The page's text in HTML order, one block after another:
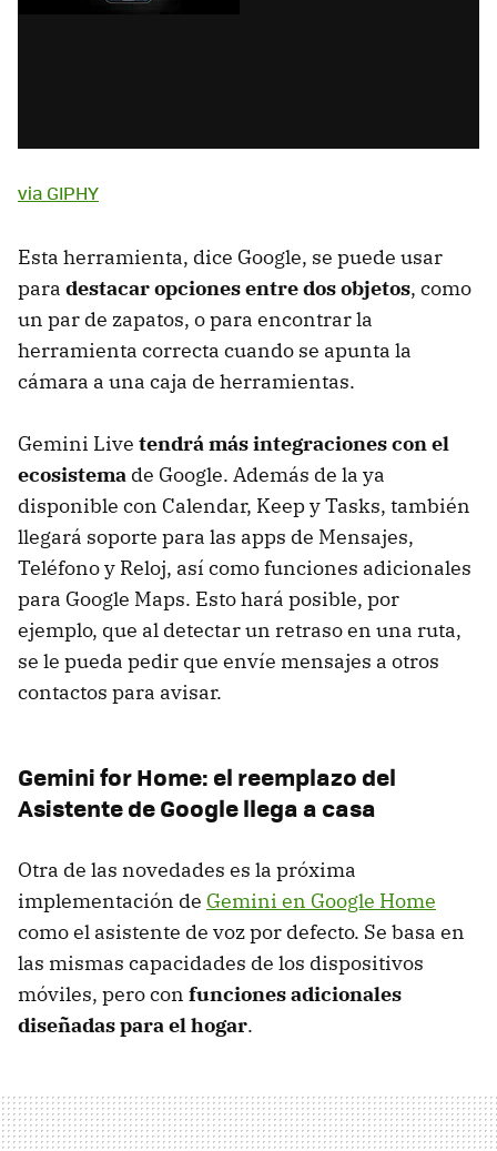
via GIPHY
Esta herramienta, dice Google, se puede usar
para destacar opciones entre dos objetos, como
un par de zapatos, o para encontrar la
herramienta correcta cuando se apunta la
cámara a una caja de herramientas.
Gemini Live tendrá más integraciones con el
ecosistema de Google. Además de la ya
disponible con Calendar, Keep y Tasks, también
llegará soporte para las apps de Mensajes,
Teléfono y Reloj, así como funciones adicionales
para Google Maps. Esto hará posible, por
ejemplo, que al detectar un retraso en una ruta,
se le pueda pedir que envíe mensajes a otros
contactos para avisar.
Gemini for Home: el reemplazo del
Asistente de Google llega a casa
Otra de las novedades es la próxima
implementación de Gemini en Google Home
como el asistente de voz por defecto. Se basa en
las mismas capacidades de los dispositivos
móviles, pero con funciones adicionales
diseñadas para el hogar.